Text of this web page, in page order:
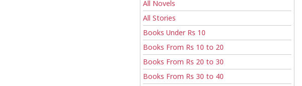
All Novels
All Stories
Books Under Rs 10
Books From Rs 10 to 20
Books From Rs 20 to 30
Books From Rs 30 to 40